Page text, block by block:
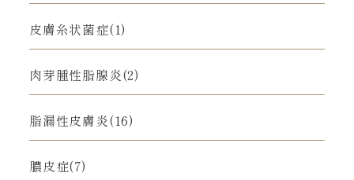
皮膚糸状菌症(1)
肉芽腫性脂腺炎(2)
脂漏性皮膚炎(16)
膿皮症(7)